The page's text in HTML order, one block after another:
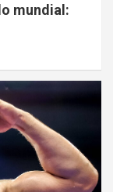
mundial: